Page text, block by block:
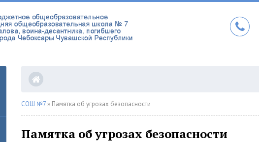
СОШ №7 » Памятка об угрозах безопасности
Памятка об угрозах безопасности